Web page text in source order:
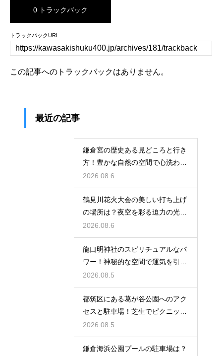
0 トラックバック
トラックバックURL
この記事へのトラックバックはありません。
最近の記事
鎌倉宮の歴史ある見どころと行き
方！豊かな自然の空間で心洗われ
る時間
2026.08.6
鶴見川花火大会の美しい打ち上げ
の場所は？夜空を彩る迫力の光景
を特等席で
2026.08.6
龍口明神社のスピリチュアルなパ
ワー！神秘的な空間で運気を引き
寄せる参拝
2026.08.5
都筑区にある葛が谷公園へのアク
セスと駐車場！芝生でピクニック
を満喫する
2026.08.5
鎌倉海浜公園プールの駐車場は？